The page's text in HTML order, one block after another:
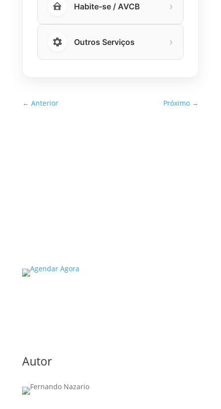
Habite-se / AVCB ›
Outros Serviços ›
← Anterior Próximo →
Autor